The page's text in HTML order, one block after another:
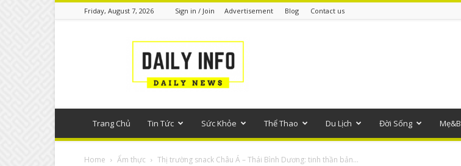
Friday, August 7, 2026 Sign in / Join Advertisement Blog Contact us
thông
Trang Chủ Tin Tức Sức Khỏe Thể Thao Du Lịch Đời Sống
Home Ẩm thực Thị trường snack Châu Á – Thái Bình Dương: tinh thần bản...